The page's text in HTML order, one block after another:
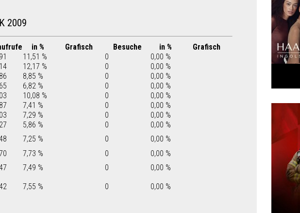
2009
in % Grafisch Besuche in %
Grafisch
11,51 % 0
0,00 %
12,17 % 0
0,00 %
8,85 % 0
0,00 %
6,82 % 0
0,00 %
10,08 % 0
0,00 %
7,41 % 0
0,00 %
7,29 % 0
0,00 %
5,86 % 0
0,00 %
7,25 % 0
0,00 %
7,73 % 0
0,00 %
7,49 % 0
0,00 %
7,55 % 0 0,00 %